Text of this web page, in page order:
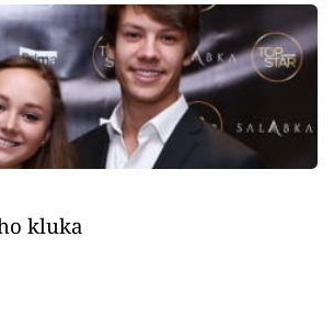
kluka